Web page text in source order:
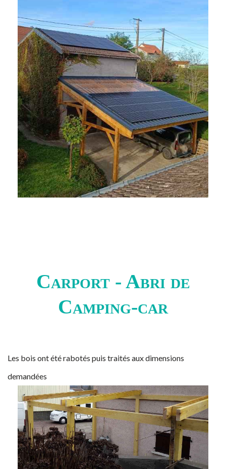
Carport - Abri de
Camping-car
Les bois ont été rabotés puis traités aux dimensions
demandées